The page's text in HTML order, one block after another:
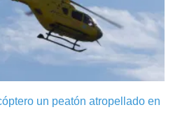
un peatón atropellado en